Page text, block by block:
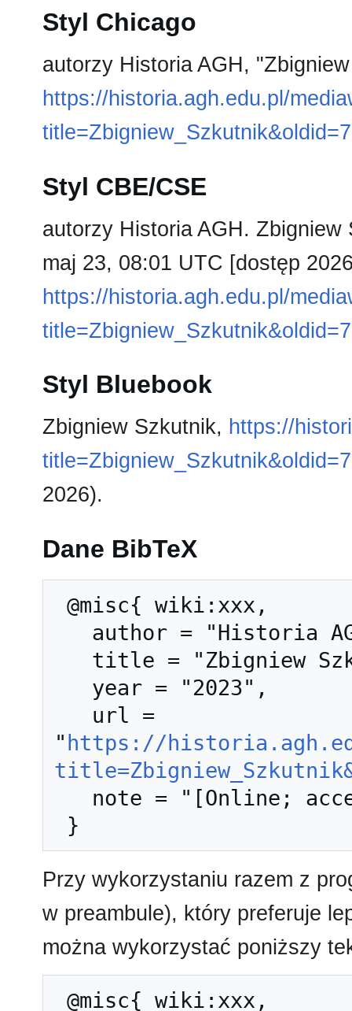
Styl Chicago
autorzy Historia AGH,
https://historia.agh.edu.pl/
Styl CBE/CSE
autorzy Historia AGH.
maj 23, 08:01 UTC [dostęp
https://historia.agh.edu.pl/
Styl Bluebook
Zbigniew Szkutnik, https://
2026).
Dane BibTeX
" https://
Przy wykorzystaniu razem z
w preambule), który preferuje
można wykorzystać poniższy